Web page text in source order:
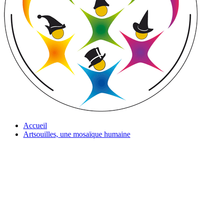
Accueil
Artsouilles, une mosaïque humaine